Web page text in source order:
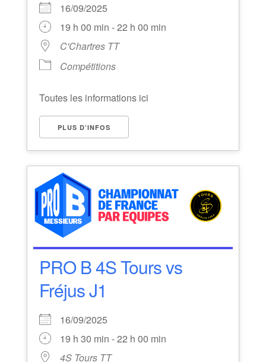
16/09/2025
19 h 00 min - 22 h 00 min
C'Chartres TT
Compétitions
Toutes les informations ici
PLUS D’INFOS
PRO B 4S Tours vs
Fréjus J1
16/09/2025
19 h 30 min - 22 h 00 min
4S Tours TT